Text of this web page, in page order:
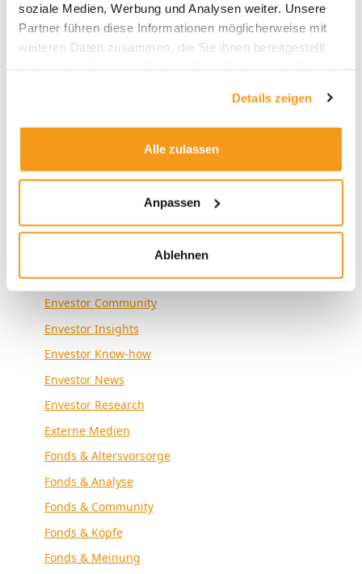
soziale Medien, Werbung und Analysen weiter. Unsere
Partner führen diese Informationen möglicherweise mit
weiteren Daten zusammen, die Sie ihnen bereitgestellt
Details zeigen
Alle zulassen
Anpassen
Ablehnen
2022
2021
Kategorien
Envestor Academy
Envestor Community
Envestor Insights
Envestor Know-how
Envestor News
Envestor Research
Externe Medien
Fonds & Altersvorsorge
Fonds & Analyse
Fonds & Community
Fonds & Köpfe
Fonds & Meinung